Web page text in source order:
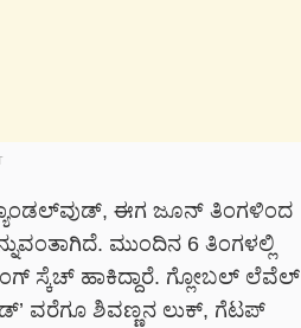
ಈಗ ಜೂನ್ ತಿಂಗಳಿಂದ
ಮುಂದಿನ 6 ತಿಂಗಳಲ್ಲಿ
ಸ್ಕೆಚ್ ಹಾಕಿದ್ದಾರೆ. ಗ್ಲೋಬಲ್ ಲೆವೆಲ್
ವರೆಗೂ ಶಿವಣ್ಣನ ಲುಕ್, ಗೆಟಪ್